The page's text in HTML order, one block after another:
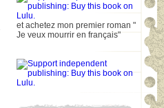
et achetez mon premier roman "
Je veux mourrir en français"